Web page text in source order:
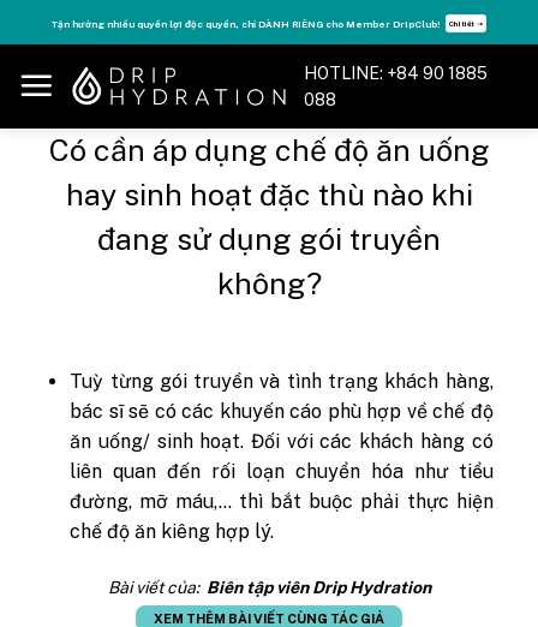
to
content
Tận hưởng nhiều quyền lợi độc quyền, chỉ DÀNH RIÊNG cho Member DripClub! Chi tiết ➝
HOTLINE: +84 90 1885
088
Có cần áp dụng chế độ ăn uống
hay sinh hoạt đặc thù nào khi
đang sử dụng gói truyền
không?
Tuỳ từng gói truyền và tình trạng khách hàng,
bác sĩ sẽ có các khuyến cáo phù hợp về chế độ
ăn uống/ sinh hoạt. Đối với các khách hàng có
liên quan đến rối loạn chuyển hóa như tiểu
đường, mỡ máu,... thì bắt buộc phải thực hiện
chế độ ăn kiêng hợp lý.
Bài viết của: Biên tập viên Drip Hydration
XEM THÊM BÀI VIẾT CÙNG TÁC GIẢ